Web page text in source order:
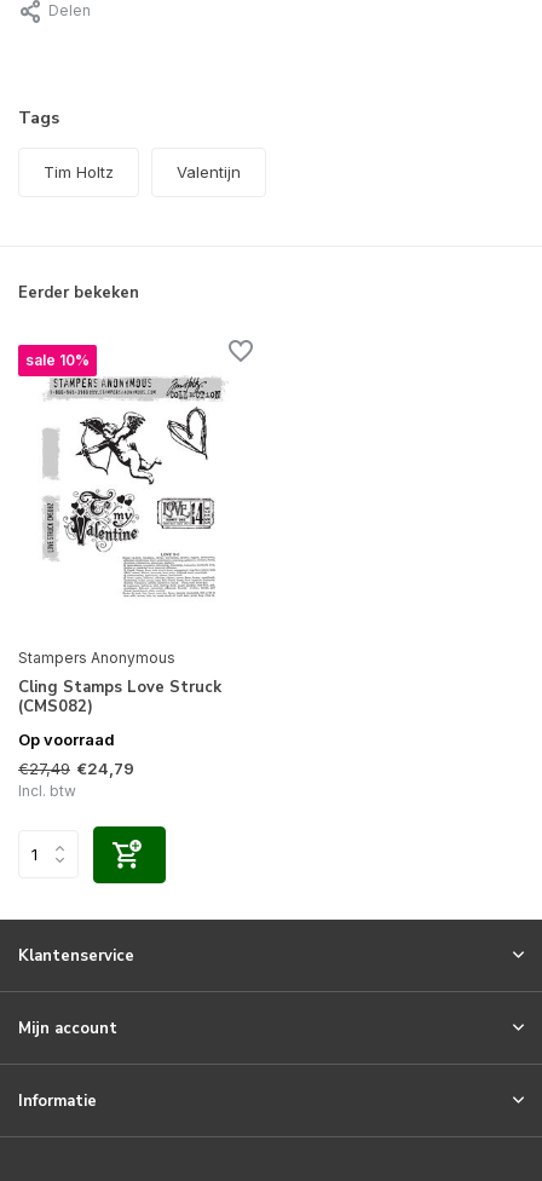
Delen
Tags
Tim Holtz Valentijn
Eerder bekeken
sale 10%
Stampers Anonymous
Cling Stamps Love Struck
(CMS082)
Op voorraad
€27,49 €24,79
Incl. btw
Klantenservice
Mijn account
Informatie